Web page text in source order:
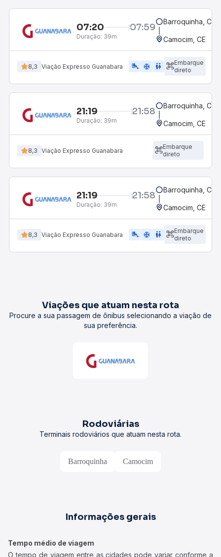
07:20 07:59
Duração: 39m
Barroquinha, CE
Camocim, CE
8,3 Viação Expresso Guanabara airline_seat_legroom_extra ac_unit WC
Embarque
direto
21:19 21:58
Duração: 39m
Barroquinha, CE
Camocim, CE
8,3 Viação Expresso Guanabara
Embarque
direto
21:19 21:58
Duração: 39m
Barroquinha, CE
Camocim, CE
8,3 Viação Expresso Guanabara airline_seat_legroom_extra ac_unit WC
Embarque
direto
Viações que atuam nesta rota
Procure a sua passagem de ônibus selecionando a viação de
sua preferência.
Rodoviárias
Terminais rodoviários que atuam nesta rota.
Barroquinha Camocim
Informações gerais
Tempo médio de viagem
O tempo de viagem entre as cidades pode variar conforme a